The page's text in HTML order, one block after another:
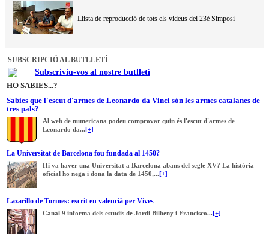
Llista de reproducció de tots els videus del 23è Simposi
SUBSCRIPCIÓ AL BUTLLETÍ
Subscriviu-vos al nostre butlletí
HO SABIES...?
Sabies que l'escut d'armes de Leonardo da Vinci són les armes catalanes de
tres pals?
Al web de numericana podeu comprovar quin és l'escut d'armes de
Leonardo da...[+]
La Universitat de Barcelona fou fundada al 1450?
Hi va haver una Universitat a Barcelona abans del segle XV? La història
oficial ho nega i dona la data de 1450,...[+]
Lazarillo de Tormes: escrit en valencià per Vives
Canal 9 informa dels estudis de Jordi Bilbeny i Francisco...[+]